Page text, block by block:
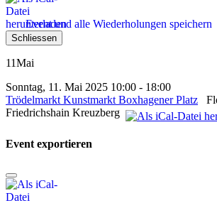
Event und alle Wiederholungen speichern
Schliessen
11Mai
Sonntag, 11. Mai 2025 10:00 - 18:00
Trödelmarkt Kunstmarkt Boxhagener Platz
Friedrichshain Kreuzberg
Event exportieren